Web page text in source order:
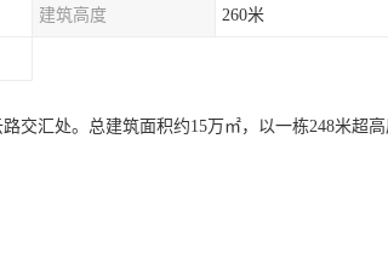
建筑高度 260米
交汇处。总建筑面积约15万㎡，以一栋248米超